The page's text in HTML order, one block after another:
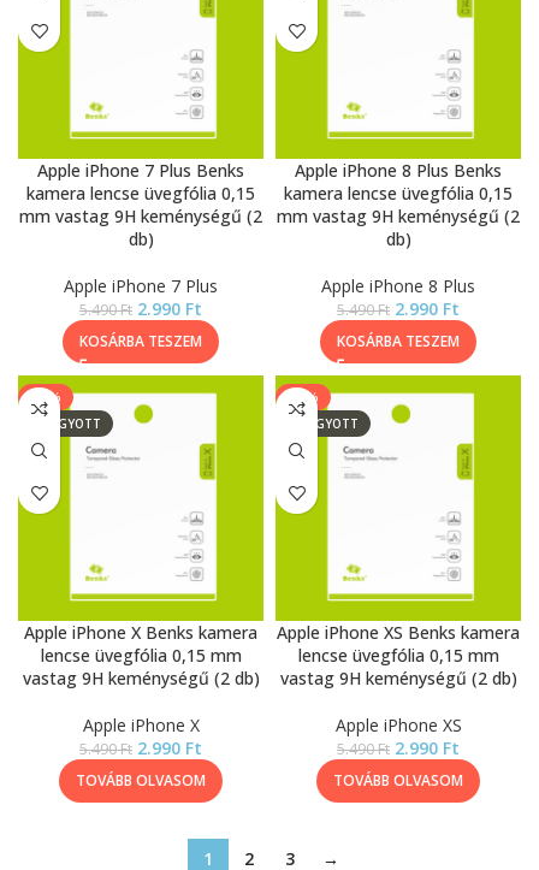
Apple iPhone 7 Plus Benks
kamera lencse üvegfólia 0,15
mm vastag 9H keménységű (2
db)
Apple iPhone 7 Plus
5.490Ft 2.990 Ft
KOSÁRBA TESZEM
Apple iPhone 8 Plus Benks
kamera lencse üvegfólia 0,15
mm vastag 9H keménységű (2
db)
Apple iPhone 8 Plus
5.490Ft 2.990 Ft
KOSÁRBA TESZEM
-46%
ELFOGYOTT
Apple iPhone X Benks kamera
lencse üvegfólia 0,15 mm
vastag 9H keménységű (2 db)
Apple iPhone X
5.490Ft 2.990 Ft
TOVÁBB OLVASOM
-46%
ELFOGYOTT
Apple iPhone XS Benks kamera
lencse üvegfólia 0,15 mm
vastag 9H keménységű (2 db)
Apple iPhone XS
5.490Ft 2.990 Ft
TOVÁBB OLVASOM
1 2 3 →